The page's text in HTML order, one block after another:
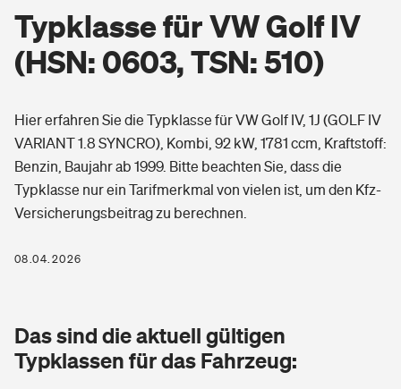
Berufsunfähigkeitsversicherung
Erwerbsunfähigkeitsversicherung
Grundfähigkeitsversicherung
Arbeitsrechtsschutz
Berufshaftpflichtversicherung
Zur Übersicht
Tools
Wohnen
Elementarversicherung
Glasversicherung
Freizeit
Pri­vate Haft­pflicht­
Kinderunfall­ver­si­che­rung
Gesundheit
Private Krankenversicherung
Dread-Disease-Versicherung
Typklasse für VW Golf IV
(HSN: 0603, TSN: 510)
Hier erfahren Sie die Typklasse für VW Golf IV, 1J (GOLF IV
VARIANT 1.8 SYNCRO), Kombi, 92 kW, 1781 ccm, Kraftstoff:
Benzin, Baujahr ab 1999. Bitte beachten Sie, dass die
Typklasse nur ein Tarifmerkmal von vielen ist, um den Kfz-
Versicherungsbeitrag zu berechnen.
08.04.2026
Das sind die aktuell gültigen
Typklassen für das Fahrzeug: